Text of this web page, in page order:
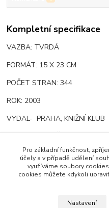
Kompletní specifikace
VAZBA: TVRDÁ
FORMÁT: 15 X 23 CM
POČET STRAN: 344
ROK: 2003
VYDAL- PRAHA, KNIŽNÍ KLUB
Zboží zařazeno v
HISTORIE - FAKTA
Pro základní funkčnost,
účely a v případě udělení
využíváme soubory
cookies můžete kdykoli
Nastavení